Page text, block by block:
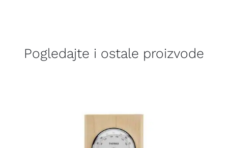
Pogledajte i ostale proizvode